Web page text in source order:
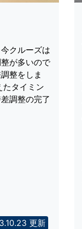
クルーズは
が多いので
整をしま
タイミン
調整の完了
更新